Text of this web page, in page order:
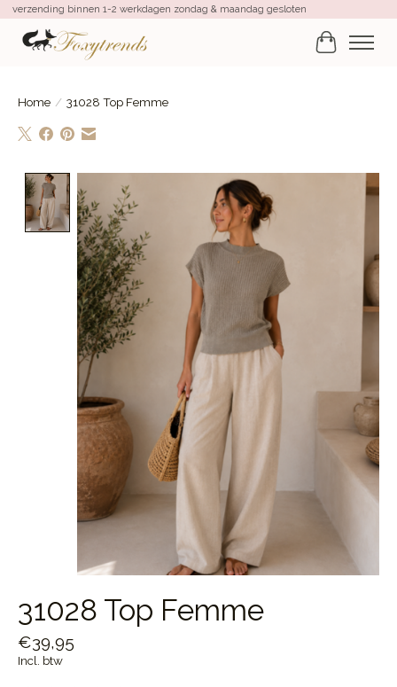
verzending binnen 1-2 werkdagen zondag & maandag gesloten
Home / 31028 Top Femme
Product image slideshow Items
31028 Top Femme
€39,95
Incl. btw